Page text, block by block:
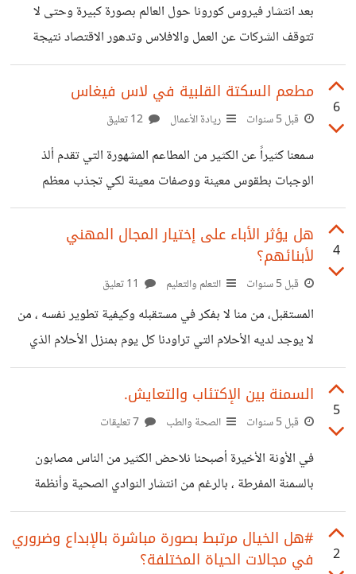
في عام 1930م ثم تزايد الاستهلاك وأخترعوا في السعينيات
الهايبر ماركت بمساحة 20000 متر مربع، وكل ذلك بغاية تلبية
احتياجات
بعد انتشار فيروس كورونا حول العالم بصورة كبيرة وحتى لا
تتوقف الشركات عن العمل والافلاس وتدهور الاقتصاد نتيجة
لذلك. فالحل الأمثل كان تحول الشركات والمؤسسات للعمل عن
بعد من المنزل ، ومن خلال الانترنت لكي تستمر بالعمل خلال
فترة الجائحة ولكن نتج عن هذا العمل الكثير من السلبيات وهي:
1. عدم القدرة على التركيز: العمل داخل المنزل قد يؤدي بصورة
كبيرة لتعرض الموظف للكثير من المشتتات ، مثل الزيارات
الاجتماعية، وصوت التلفاز الذي يتابعه أفراد الأسرة، وأيضاً صوت
أحد أفراد
6
مطعم السكتة القلبية في لاس فيغاس
قبل 5 سنوات ريادة الأعمال
سمعنا كثيراً عن الكثير من المطاعم المشهورة التي تقدم ألذ
الوجبات بطقوس معينة ووصفات معينة لكي تجذب معظم
الأشخاص إليه ولكن غالبًا ما تكتسب المطاعم شهرتها من: ديكور
معين وفخامة المكان أو لذة الأطباق المقدمة ، أو من خلال
سيكون مختلف تماماً في سر شهرته فهو مطعم يشتهر لكونه يقدم
وجبة مخصصة وهي البرجر الضخم الذي قد يؤدي لتوقف القلب
وحدوث سكتة قلبية للشخص الذي يتناول الوجبة. لدرجة أن من
4
هل يؤثر الأباء على إختيار المجال المهني
لأبنائهم؟
قبل 5 سنوات التعلم والتعليم
المستقبل، من منا لا بفكر في مستقبله وكيفية تطوير نفسه ، من
لا يوجد لديه الأحلام التي تراودنا كل يوم بمنزل الأحلام الذي
سوف نشتريه ونرسم له صورة في مخيلتنا كل يوم، سيارة
المستقبل الذي يحلم بها كل شاب وشابة ، وبعدها ما يأتي في بالنا
من أفكار أولها:كيف؟ كيف يمكنني الحصول على كل هذه الأمور؟
نختارها في بداية حياتنا وكيف ستؤثر علينا بصورة عامة، فمثلاً
الشخص الذي وجد شخص
5
السمنة بين الإكتئاب والتعايش.
قبل 5 سنوات الصحة والطب
في الأونة الأخيرة أصبحنا نلاحض الكثير من الناس مصابون
بالسمنة المفرطة ، بالرغم من انتشار النوادي الصحية وأنظمة
التخسيس التي نجدها في كل مكان ، ولا نغفل عن وجود أطباء
التخسيس المنتشرين ولكل منهم سمعة مختلفة وقصص نجاح
تميزه عن غيره، ولكن هل لهذا الأمر معنى وله أسباب واضحة أم
2
#هل الخيال مرتبط بصورة مباشرة بالإبداع وضروري
في مجالات الحياة المختلفة؟